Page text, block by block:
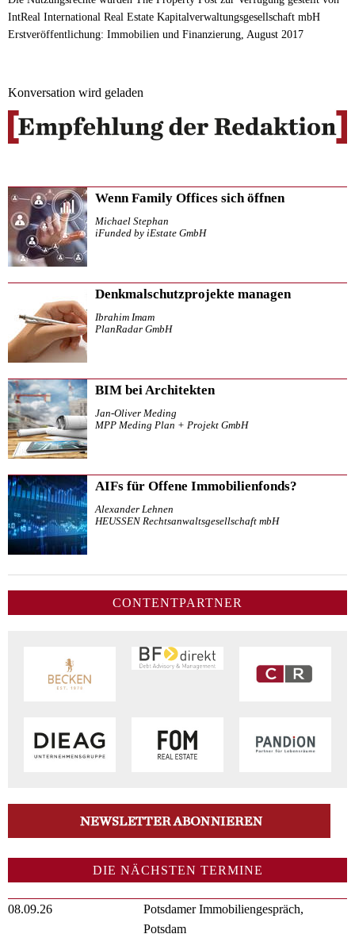
IntReal International Real Estate Kapitalverwaltungsgesellschaft mbH
Erstveröffentlichung: Immobilien und Finanzierung, August 2017
Konversation wird geladen
Wenn Family Offices sich öffnen
Michael Stephan
iFunded by iEstate GmbH
Denkmalschutzprojekte managen
Ibrahim Imam
PlanRadar GmbH
BIM bei Architekten
Jan-Oliver Meding
MPP Meding Plan + Projekt GmbH
AIFs für Offene Immobilienfonds?
Alexander Lehnen
HEUSSEN Rechtsanwaltsgesellschaft mbH
CONTENTPARTNER
DIE NÄCHSTEN TERMINE
08.09.26
Potsdamer Immobiliengespräch,
Potsdam